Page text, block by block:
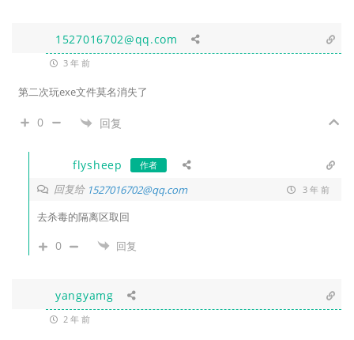
1527016702@qq.com
3 年 前
第二次玩exe文件莫名消失了
0 回复
flysheep 作者
回复给 1527016702@qq.com 3 年 前
去杀毒的隔离区取回
0 回复
yangyamg
2 年 前